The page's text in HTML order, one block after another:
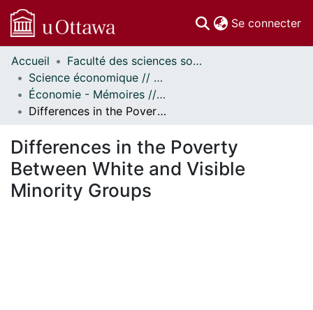
Se connecter
Communautés
et collections
Parcourir
Statistiques
À propos
Accueil
Faculté des sciences sociales // Faculty of Social Sciences
Science économique // Economics
Économie - Mémoires // Economics - Research Papers
Differences in the Poverty Between White and Visible Minority Groups
Differences in the Poverty
Between White and Visible
Minority Groups